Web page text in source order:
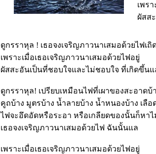
เพร
ผัสส
ดูกรราหุล ! เธอจงเจริญภาวนาเสมอด้วยไฟเถิ
เพราะเมื่อเธอเจริญภาวนาเสมอด้วยไฟอยู่
ผัสสะอันเป็นที่ชอบใจและไม่ชอบใจ ที่เกิดขึ้น
ดูกรราหุล! เปรียบเหมือนไฟที่เผาของสะอาดบ้
คูถบ้าง มูตรบ้าง น้ำลายบ้าง น้ำหนองบ้าง เลือ
ไฟจะอึดอัดหรือระอา หรือเกลียดของนั้นก็หา
เธอจงเจริญภาวนาเสมอด้วยไฟ ฉันนั้นแล
เพราะเมื่อเธอเจริญภาวนาเสมอด้วยไฟอยู่